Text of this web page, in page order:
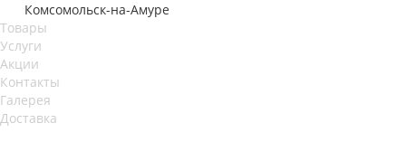
Комсомольск-на-Амуре
Товары
Услуги
Акции
Контакты
Галерея
Доставка